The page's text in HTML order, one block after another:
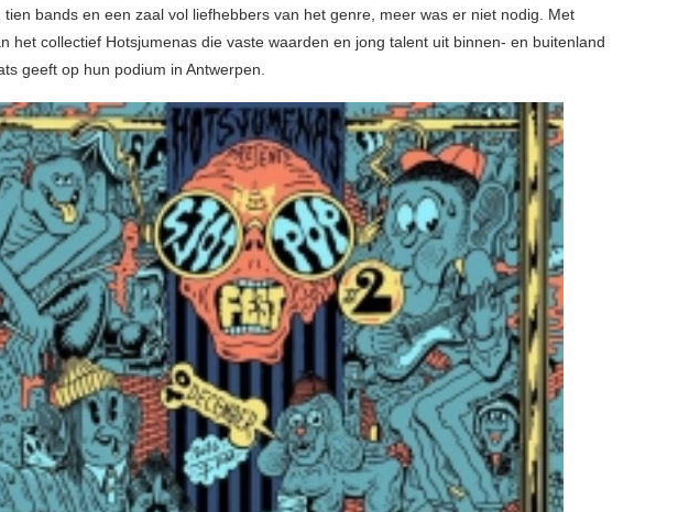
tien bands en een zaal vol liefhebbers van het genre, meer was er niet nodig. Met
het collectief Hotsjumenas die vaste waarden en jong talent uit binnen- en buitenland
geeft op hun podium in Antwerpen.